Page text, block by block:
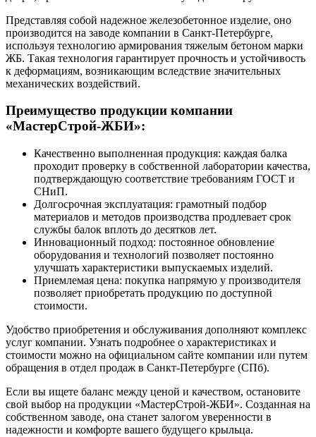
Представляя собой надежное железобетонное изделие, оно
производится на заводе компании в Санкт-Петербурге,
используя технологию армирования тяжелым бетоном марки
ЖБ. Такая технология гарантирует прочность и устойчивость
к деформациям, возникающим вследствие значительных
механических воздействий.
Преимущество продукции компании
«МастерСтрой-ЖБИ»:
Качественно выполненная продукция: каждая балка
проходит проверку в собственной лаборатории качества,
подтверждающую соответствие требованиям ГОСТ и
СНиП.
Долгосрочная эксплуатация: грамотный подбор
материалов и методов производства продлевает срок
службы балок вплоть до десятков лет.
Инновационный подход: постоянное обновление
оборудования и технологий позволяет постоянно
улучшать характеристики выпускаемых изделий.
Приемлемая цена: покупка напрямую у производителя
позволяет приобретать продукцию по доступной
стоимости.
Удобство приобретения и обслуживания дополняют комплекс
услуг компании. Узнать подробнее о характеристиках и
стоимости можно на официальном сайте компании или путем
обращения в отдел продаж в Санкт-Петербурге (СПб).
Если вы ищете баланс между ценой и качеством, остановите
свой выбор на продукции «МастерСтрой-ЖБИ». Созданная на
собственном заводе, она станет залогом уверенности в
надежности и комфорте вашего будущего крыльца.